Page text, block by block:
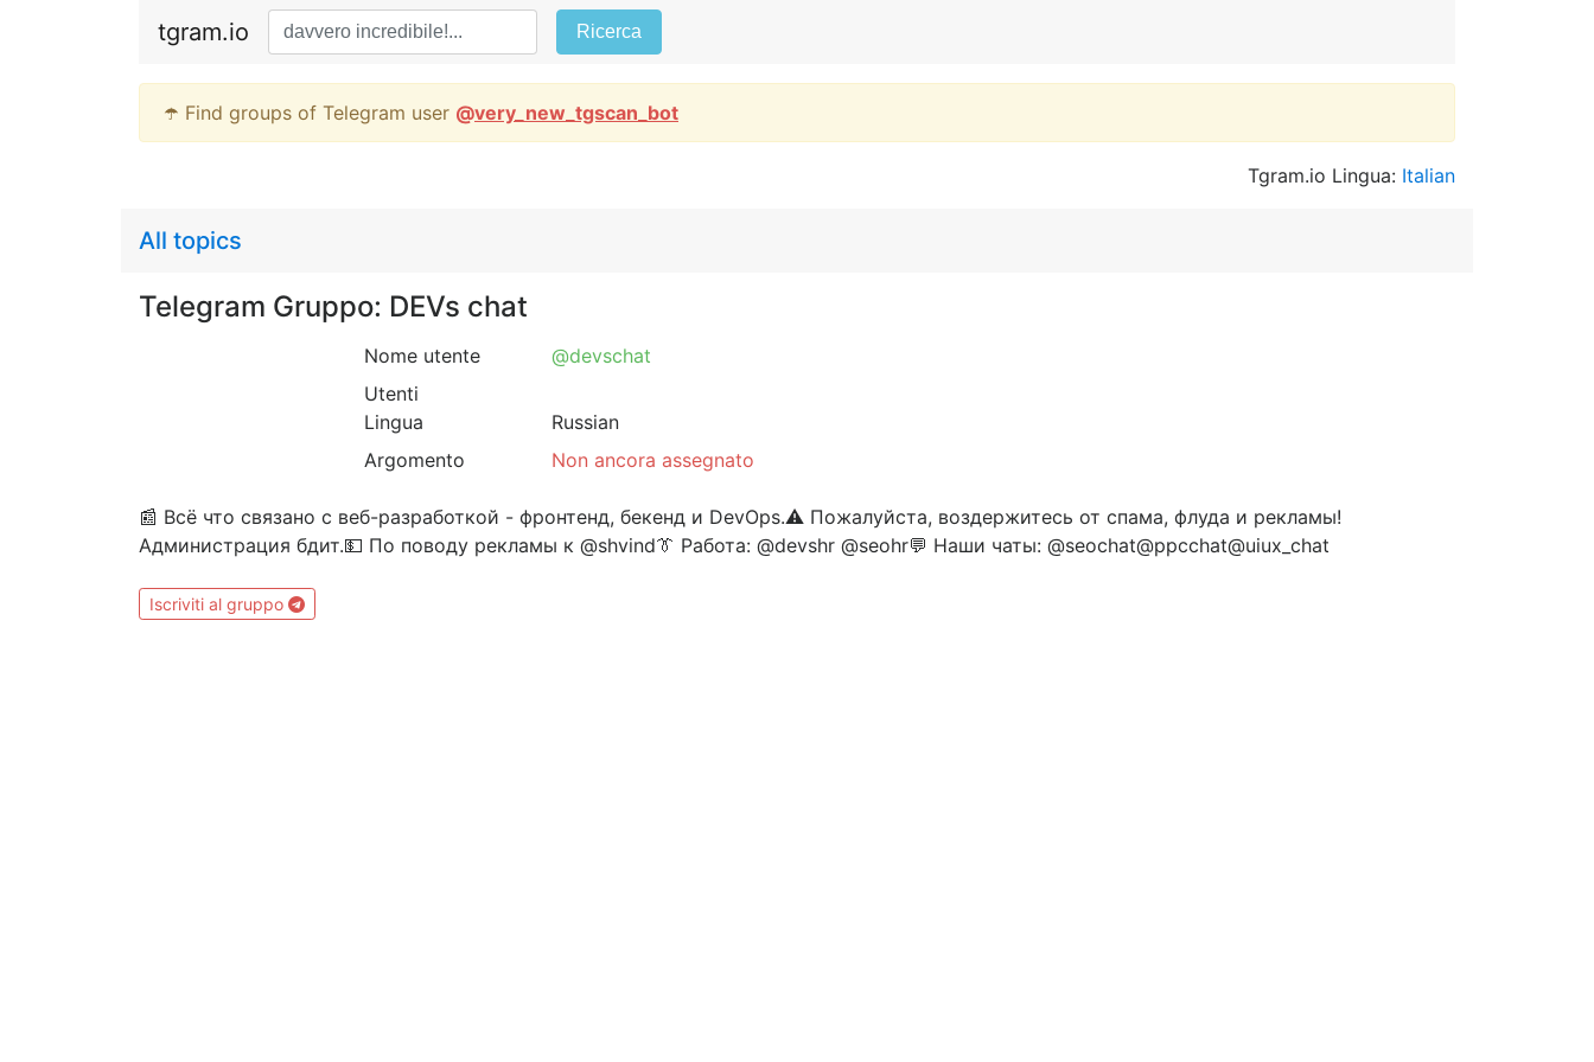
tgram.io Ricerca
☂️ Find groups of Telegram user @very_new_tgscan_bot
Tgram.io Lingua: Italian
All topics
Telegram Gruppo: DEVs chat
Nome utente
@devschat
Utenti
Lingua
Russian
Argomento
Non ancora assegnato
📰 Всё что связано с веб-разработкой - фронтенд, бекенд и DevOps.⚠️ Пожалуйста, воздержитесь от спама, флуда и рекламы!
Администрация бдит.💵 По поводу рекламы к @shvind👔 Работа: @devshr @seohr💬 Наши чаты: @seochat@ppcchat@uiux_chat
Iscriviti al gruppo